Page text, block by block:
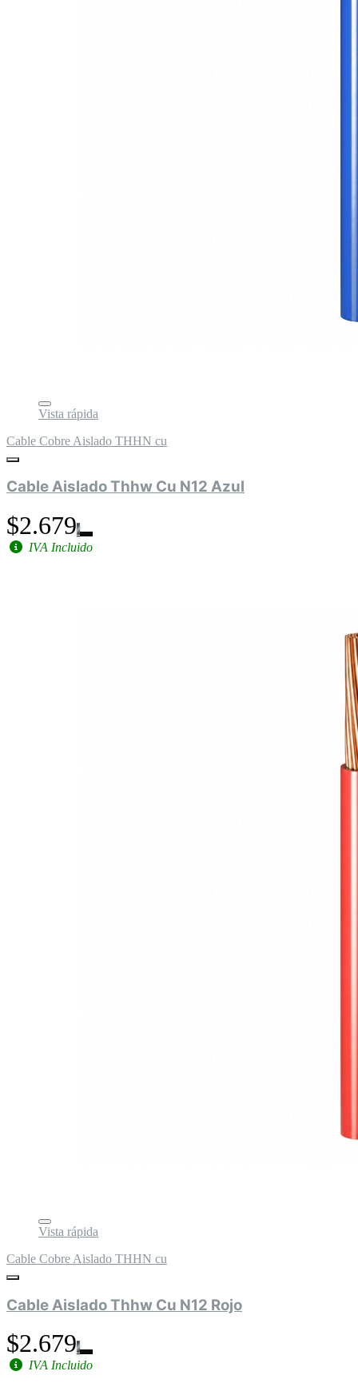
Vista rápida
Cable Cobre Aislado THHN cu
Cable Aislado Thhw Cu N12 Azul
$2.679
IVA Incluido
Vista rápida
Cable Cobre Aislado THHN cu
Cable Aislado Thhw Cu N12 Rojo
$2.679
IVA Incluido